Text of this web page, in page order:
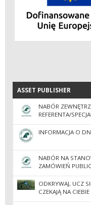
ASSET PUBLISHER
ASSET PUBLISHER
NABÓR
REFERENTA/
ADMINISTRACJI
INFORMACJA O
NABÓR NA
ZAMÓWIEŃ
ODKRYWAJ, UCZ
CZEKAJĄ NA CIEBIE